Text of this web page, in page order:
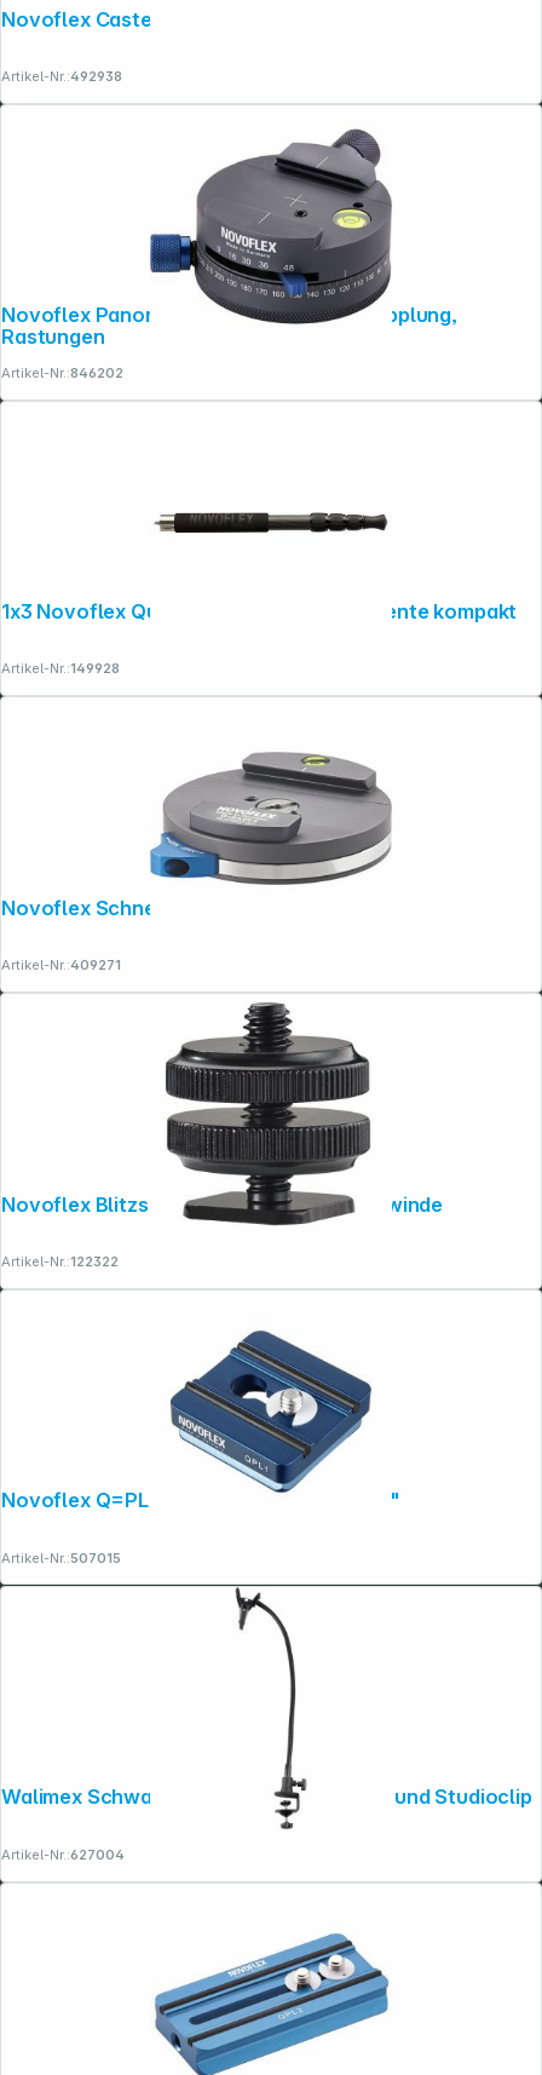
Artikel-Nr.:492938
Novoflex Panoramaplatte mit Schnellkupplung,
Rastungen
Artikel-Nr.:846202
1x3 Novoflex Quadroleg Carbon 4 Segmente kompakt
Artikel-Nr.:149928
Artikel-Nr.:409271
Novoflex Blitzschuhadapter mit 1/4"-Gewinde
Artikel-Nr.:122322
Novoflex Q=PLATE PL 1 Klemmplatte 1/4"
Artikel-Nr.:507015
Walimex Schwanenhals mit Klemmhalter und Studioclip
Artikel-Nr.:627004